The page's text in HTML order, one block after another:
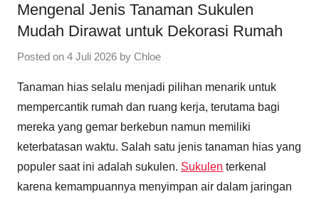
Mengenal Jenis Tanaman Sukulen
Mudah Dirawat untuk Dekorasi Rumah
Posted on 4 Juli 2026 by Chloe
Tanaman hias selalu menjadi pilihan menarik untuk
mempercantik rumah dan ruang kerja, terutama bagi
mereka yang gemar berkebun namun memiliki
keterbatasan waktu. Salah satu jenis tanaman hias yang
populer saat ini adalah sukulen. Sukulen terkenal
karena kemampuannya menyimpan air dalam jaringan